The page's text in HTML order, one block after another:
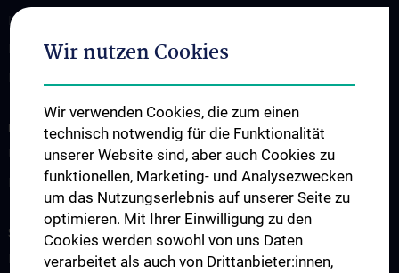
Institut für Medizinisches Informationsmanagement
Institut für Outcomes Research
FORSCHUNG
Überblick
Publikationen
STUDIUM, AUS- UND WEITERBILDUNG
Lehrveranstaltungsankündigung
Wir nutzen Cookies
Wir verwenden Cookies, die zum einen
technisch notwendig für die Funktionalität
unserer Website sind, aber auch Cookies zu
funktionellen, Marketing- und Analysezwecken
um das Nutzungserlebnis auf unserer Seite zu
optimieren. Mit Ihrer Einwilligung zu den
Cookies werden sowohl von uns Daten
verarbeitet als auch von Drittanbieter:innen,